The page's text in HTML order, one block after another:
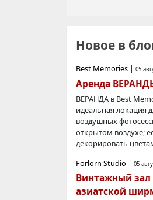
Новое в
Best Memories | 05
Аренда
ВЕРАНДА в Best
идеальная локация
воздушных
открытом воздухе;
декорировать
Forlorn Studio | 05
Винтажный зал
азиатской